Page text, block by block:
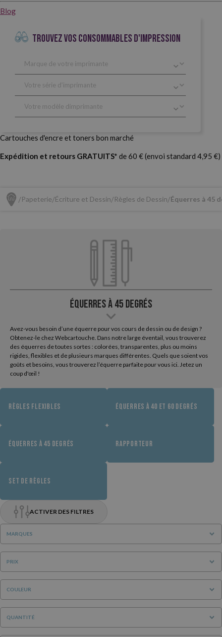
Blog
TROUVEZ VOS CONSOMMABLES D'IMPRESSION
Cartouches d'encre et toners bon marché
Expédition et retours GRATUITS* de 60 € (envoi standard 4,95 €)
Papeterie Écriture et Dessin Règles de Dessin Équerres à 45
Équerres à 45 degrés
Avez-vous besoin d’une équerre pour vos cours de dessin ou de design ?
Obtenez-le chez Webcartouche. Dans notre large éventail, vous trouverez
des équerres de toutes sortes : colorées, transparentes, plus ou moins
rigides, flexibles et de plusieurs marques différentes. Quels que soient vos
goûts et besoins, vous trouverez l’équerre parfaite pour vous ici. Jetez un
coup d'œil !
RÈGLES FLEXIBLES ÉQUERRES À 40 ET 60 DEGRÉS
ÉQUERRES À 45 DEGRÉS RAPPORTEUR
SET DE RÈGLES
ACTIVER DES FILTRES
MARQUES
PRIX
COULEUR
QUANTITÉ